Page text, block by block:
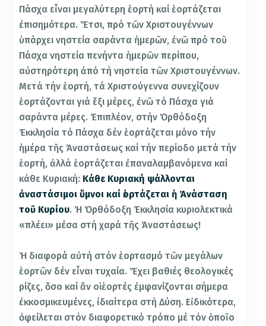
Πάσχα εἶναι μεγαλύτερη ἑορτή καί ἑορτάζεται
ἐπισημότερα. Ἔτσι, πρό τῶν Χριστουγέννων
ὑπάρχει νηστεία σαράντα ἡμερῶν, ἐνῶ πρό τοῦ
Πάσχα νηστεία πενήντα ἡμερῶν περίπου,
αὐστηρότερη ἀπό τή νηστεία τῶν Χριστουγέννων.
Μετά τήν ἑορτή, τά Χριστούγεννα συνεχίζουν
ἑορτάζονται γιά ἕξι μέρες, ἐνῶ τό Πάσχα γιά
σαράντα μέρες. Ἐπιπλέον, στήν Ὀρθόδοξη
Ἐκκλησία τό Πάσχα δέν ἑορτάζεται μόνο τήν
ἡμέρα τῆς Ἀναστάσεως καί τήν περίοδο μετά τήν
ἑορτή, ἀλλά ἑορτάζεται ἐπαναλαμβανόμενα καί
κάθε Κυριακή: Κάθε Κυριακή ψάλλονται
ἀναστάσιμοι ὕμνοι καί ἑορτάζεται ἡ Ἀνάσταση
τοῦ Κυρίου. Ἡ Ὀρθόδοξη Ἐκκλησία κυριολεκτικά
«πλέει» μέσα στή χαρά τῆς Ἀναστάσεως!
Ἡ διαφορά αὐτή στόν ἑορτασμό τῶν μεγάλων
ἑορτῶν δέν εἶναι τυχαία. Ἔχει βαθιές θεολογικές
ρίζες, ὅσο καί ἄν οἱ ἑορτές ἐμφανίζονται σήμερα
ἐκκοσμικευμένες, ἰδιαίτερα στή Δύση. Εἰδικότερα,
ὀφείλεται στόν διαφορετικό τρόπο μέ τόν ὁποῖο